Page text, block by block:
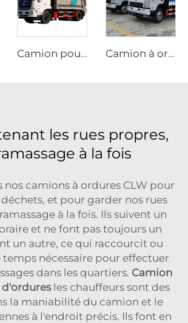
Camion poubelle Dongfeng 4x2 d'hygiène 10m³-12m³ au diesel, camion de collecte d'ordures compressées pour transfert Camion à ordures compact SHACMAN 6 CBM
les rues propres,
à la fois
nos camions à ordures CLW pour
et pour garder nos rues
à la fois. Ils suivent un
et ne font pas toujours un
un autre, ce qui raccourcit ou
nécessaire pour effectuer
dans les quartiers. Camion
les chauffeurs sont des
la maniabilité du camion et le
à l'endroit précis. Ils font en